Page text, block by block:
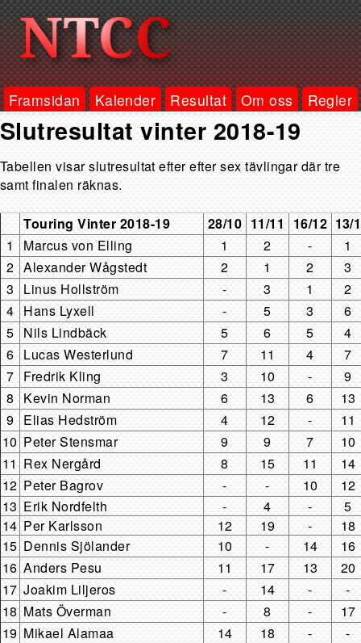
Framsidan Kalender Resultat Om oss Regler
Slutresultat vinter 2018-19
Tabellen visar slutresultat efter efter sex tävlingar där tre
samt finalen räknas.
Touring Vinter 2018-19 28/10 11/11 16/12 13/1
1
Marcus von Elling 1 2 -
1
2 Alexander Wågstedt 2 1 2
3
3
Linus Hollström - 3 1
2
4 Hans Lyxell - 5 3
6
5 Nils Lindbäck 5 6 5
4
6 Lucas Westerlund 7 11 4
7
7 Fredrik Kling 3 10 -
9
8
Kevin Norman 6 13 6
13
9 Elias Hedström 4 12 -
11
10 Peter Stensmar 9 9 7
10
11 Rex Nergård 8 15 11
14
12 Peter Bagrov - - 10
12
13 Erik Nordfelth - 4 -
5
14 Per Karlsson 12 19 -
18
15 Dennis Sjölander 10 - 14
16
16 Anders Pesu 11 17 13
20
17 Joakim Liljeros - 14 -
-
18 Mats Överman - 8 -
17
19 Mikael Alamaa 14 18 -
-